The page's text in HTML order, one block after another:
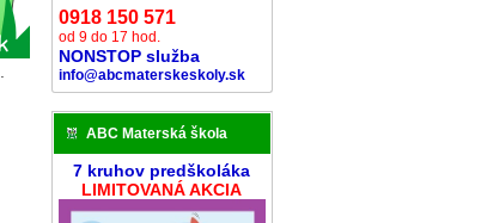
0918 150 571
od 9 do 17 hod.
NONSTOP služba
info@abcmaterskeskoly.sk
ABC Materská škola
7 kruhov predškoláka
LIMITOVANÁ AKCIA